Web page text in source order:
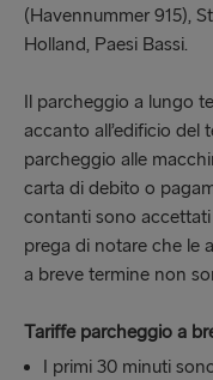
(Havennummer 915),
Holland, Paesi Bassi.
Il parcheggio a lungo
accanto all’edificio del
parcheggio alle
carta di debito o
contanti sono
prega di notare che le
a breve termine non
Tariffe parcheggio a
I primi 30 minuti